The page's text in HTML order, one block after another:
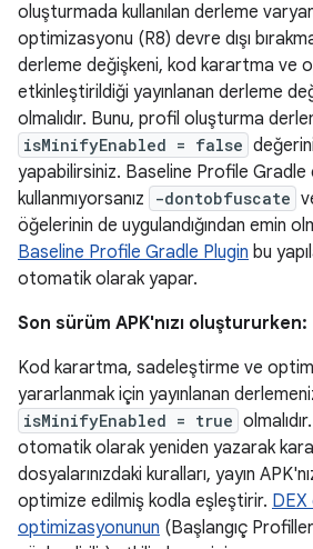
oluşturmada kullanılan derleme
optimizasyonu (R8) devre dışı
derleme değişkeni, kod karartma ve
etkinleştirildiği yayınlanan derleme
olmalıdır. Bunu, profil oluşturma
isMinifyEnabled = false
yapabilirsiniz. Baseline Profile Gradle
kullanmıyorsanız
-dontobfuscate
öğelerinin de uygulandığından emin
Baseline Profile Gradle Plugin bu
otomatik olarak yapar.
Son sürüm APK'nızı oluştururken:
Kod karartma, sadeleştirme ve
yararlanmak için yayınlanan
isMinifyEnabled = true
otomatik olarak yeniden yazarak
dosyalarınızdaki kuralları, yayın
optimize edilmiş kodla eşleştirir. DEX
optimizasyonunun (Başlangıç